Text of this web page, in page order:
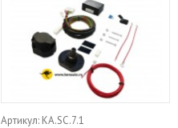
Артикул: KA.SC.7.1